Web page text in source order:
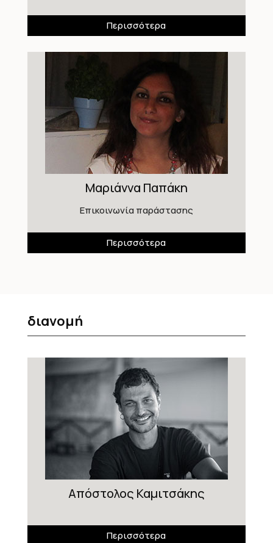
Περισσότερα
Μαριάννα Παπάκη
Επικοινωνία παράστασης
Περισσότερα
διανομή
Απόστολος Καμιτσάκης
Περισσότερα